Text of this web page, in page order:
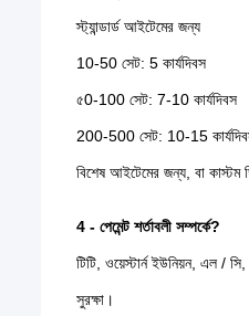
স্ট্যান্ডার্ড আইটেমের জন্য
10-50 সেট: 5 কার্যদিবস
৫0-100 সেট: 7-10 কার্যদিবস
200-500 সেট: 10-15
বিশেষ আইটেমের জন্য, বা কাস্টম
4 - পেমেন্ট শর্তাবলী সম্পর্কে?
টিটি, ওয়েস্টার্ন ইউনিয়ন, এল /
সুরক্ষা।